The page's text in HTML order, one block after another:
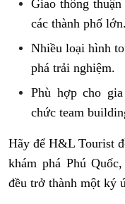
Giao thông
các thành phố lớn.
Nhiều loại hình
phá trải nghiệm.
Phù hợp cho
chức team
Hãy để H&L Tourist
khám phá Phú
đều trở thành một ký